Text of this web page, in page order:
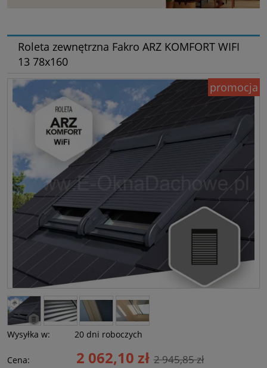
Roleta zewnętrzna Fakro ARZ KOMFORT WIFI
13 78x160
promocja
Wysyłka w: 20 dni roboczych
Cena: 2 062,10 zł 2 945,85 zł